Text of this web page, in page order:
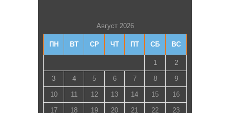
Август 2026
ПН ВТ СР ЧТ ПТ СБ ВС
1 2
3 4 5 6 7 8 9
10 11 12 13 14 15 16
17 18 19 20 21 22 23